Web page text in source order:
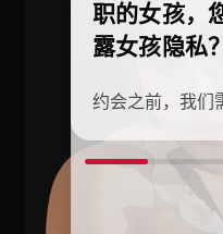
职的女孩，
露女孩隐私？
约会之前，我们